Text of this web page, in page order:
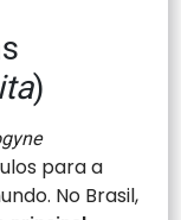
)
para a
No Brasil,